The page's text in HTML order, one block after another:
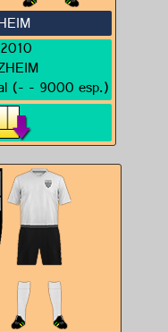
(- - 9000 esp.)